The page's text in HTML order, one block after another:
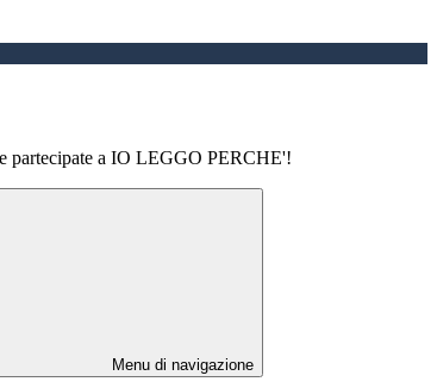
partecipate a IO LEGGO PERCHE'!
Menu di navigazione